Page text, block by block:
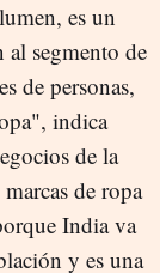
es un
al segmento de
de personas,
indica
de la
de ropa
India va
y es una